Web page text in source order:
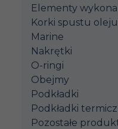
Elementy
Korki spustu oleju
Marine
Nakrętki
O-ringi
Obejmy
Podkładki
Podkładki
Pozostałe